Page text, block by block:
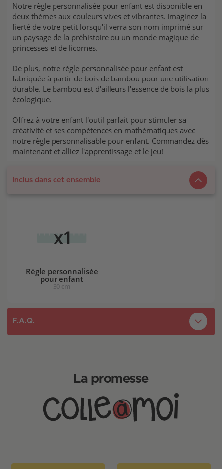
Notre règle personnalisée pour enfant est disponible en
deux thèmes aux couleurs vives et vibrantes. Imaginez la
fierté de votre petit lorsqu'il verra son nom imprimé sur
un paysage de la préhistoire ou un monde magique de
princesses et de licornes.
De plus, notre règle personnalisée pour enfant est
fabriquée à partir de bois de bambou pour une utilisation
durable. Le bambou est d'ailleurs l'essence de bois la plus
écologique.
Offrez à votre enfant l'outil parfait pour stimuler sa
créativité et ses compétences en mathématiques avec
notre règle personnalisable pour enfant. Commandez dès
maintenant et alliez l'apprentissage et le jeu!
Inclus dans cet ensemble
Règle personnalisée
pour enfant
30 cm
F.A.Q.
pour enfant ?
Quels sont les thèmes disponibles pour la règle
La promesse